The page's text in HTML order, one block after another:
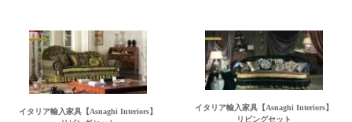
イタリア輸入家具【Asnaghi Interiors】
イタリア輸入家具【Asnaghi Interiors】
リビングセット